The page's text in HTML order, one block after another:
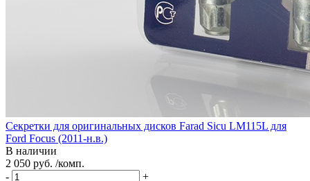
Секретки для оригинальных дисков Farad Sicu LM115L для
Ford Focus (2011-н.в.)
В наличии
2 050 руб. /комп.
-
+